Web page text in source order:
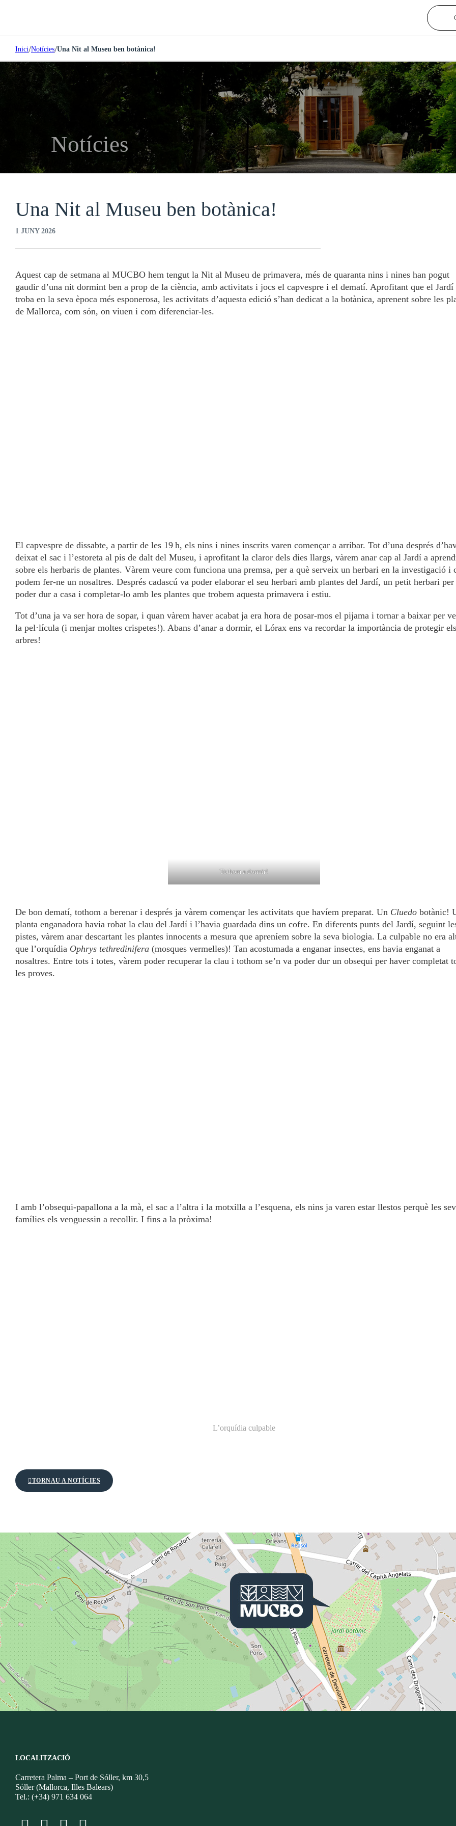
Inici/Notícies/Una Nit al Museu ben botànica!
Notícies
Una Nit al Museu ben botànica!
1 JUNY 2026
Aquest cap de setmana al MUCBO hem tengut la Nit al Museu de primavera, més de quaranta nins i nines han pogut
gaudir d’una nit dormint ben a prop de la ciència, amb activitats i jocs el capvespre i el dematí. Aprofitant que el Jardí
troba en la seva època més esponerosa, les activitats d’aquesta edició s’han dedicat a la botànica, aprenent sobre les
de Mallorca, com són, on viuen i com diferenciar-les.
El capvespre de dissabte, a partir de les 19 h, els nins i nines inscrits varen començar a arribar. Tot d’una després
deixat el sac i l’estoreta al pis de dalt del Museu, i aprofitant la claror dels dies llargs, vàrem anar cap al Jardí a
sobre els herbaris de plantes. Vàrem veure com funciona una premsa, per a què serveix un herbari en la investigació i
podem fer-ne un nosaltres. Després cadascú va poder elaborar el seu herbari amb plantes del Jardí, un petit herbari per
poder dur a casa i completar-lo amb les plantes que trobem aquesta primavera i estiu.
Tot d’una ja va ser hora de sopar, i quan vàrem haver acabat ja era hora de posar-mos el pijama i tornar a baixar per
la pel·lícula (i menjar moltes crispetes!). Abans d’anar a dormir, el Lórax ens va recordar la importància de protegir els
arbres!
Tothom a dormir!
De bon dematí, tothom a berenar i després ja vàrem començar les activitats que havíem preparat. Un Cluedo botànic!
planta enganadora havia robat la clau del Jardí i l’havia guardada dins un cofre. En diferents punts del Jardí, seguint
pistes, vàrem anar descartant les plantes innocents a mesura que apreníem sobre la seva biologia. La culpable no era
que l’orquídia Ophrys tethredinifera (mosques vermelles)! Tan acostumada a enganar insectes, ens havia enganat a
nosaltres. Entre tots i totes, vàrem poder recuperar la clau i tothom se’n va poder dur un obsequi per haver completat
les proves.
I amb l’obsequi-papallona a la mà, el sac a l’altra i la motxilla a l’esquena, els nins ja varen estar llestos perquè les
famílies els venguessin a recollir. I fins a la pròxima!
L’orquídia culpable
TORNAU A NOTÍCIES
LOCALITZACIÓ
Carretera Palma – Port de Sóller, km 30,5
Sóller (Mallorca, Illes Balears)
Tel.: (+34) 971 634 064